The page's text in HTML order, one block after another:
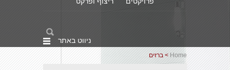
ניווט באתר
Home > ברזים